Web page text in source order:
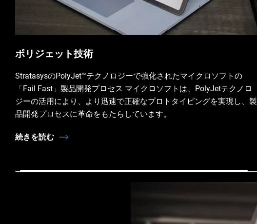
ポリジェット技術
StratasysのPolyJet™テクノロジーで強化されたマイクロソフトの
「Fail Fast」製品開発プロセス マイクロソフトは、PolyJetテクノロ
ジーの活用により、より迅速で正確なプロトタイピングを実現し、製
品開発プロセスに革命をもたらしています。
続きを読む